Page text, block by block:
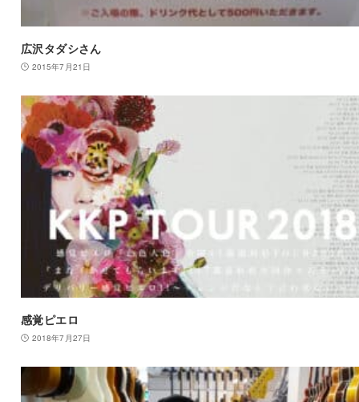
広沢タダシさん
2015年7月21日
感覚ピエロ
2018年7月27日